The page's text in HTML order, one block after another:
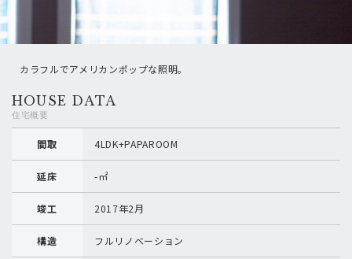
カラフルでアメリカンポップな照明。
HOUSE DATA
住宅概要
間取 4LDK+PAPAROOM
延床 -㎡
竣工 2017年2月
構造 フルリノベーション